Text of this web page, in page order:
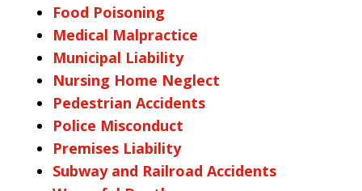
Food Poisoning
Medical Malpractice
Municipal Liability
Nursing Home Neglect
Pedestrian Accidents
Police Misconduct
Premises Liability
Subway and Railroad Accidents